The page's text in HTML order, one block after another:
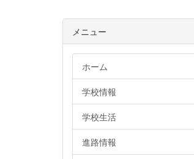
メニュー
ホーム
学校情報
学校生活
進路情報